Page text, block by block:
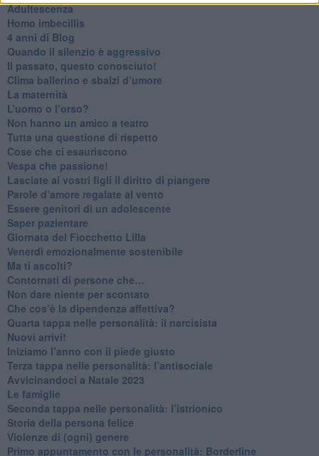
Adultescenza
Homo imbecillis
​4 anni di Blog
Quando il silenzio è aggressivo
​Il passato, questo conosciuto!
​Clima ballerino e sbalzi d’umore
La maternità
​L’uomo o l’orso?
Non hanno un amico a teatro​
​Tutta una questione di rispetto
​Cose che ci esauriscono
​Vespa che passione!
​Lasciate ai vostri figli il diritto di piangere
​Parole d’amore regalate al vento
​Essere genitori di un adolescente
​Saper pazientare
​Giornata del Fiocchetto Lilla
​Venerdì emozionalmente sostenibile
Ma ti ascolti?
Contornati di persone che…
Non dare niente per scontato
Che cos’è la dipendenza affettiva?
Quarta tappa nelle personalità: il narcisista
​Nuovi arrivi!
​Iniziamo l’anno con il piede giusto
​Terza tappa nelle personalità: l’antisociale
​Avvicinandoci a Natale 2023
Le famiglie
Seconda tappa nelle personalità: l’istrionico
​Storia della persona felice
Violenze di (ogni) genere
​Primo appuntamento con le personalità: Borderline